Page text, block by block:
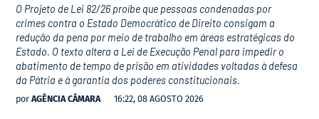
O Projeto de Lei 82/26 proíbe que pessoas condenadas por
crimes contra o Estado Democrático de Direito consigam a
redução da pena por meio de trabalho em áreas estratégicas do
Estado. O texto altera a Lei de Execução Penal para impedir o
abatimento de tempo de prisão em atividades voltadas à defesa
da Pátria e à garantia dos poderes constitucionais.
por AGÊNCIA CÂMARA 16:22, 08 AGOSTO 2026